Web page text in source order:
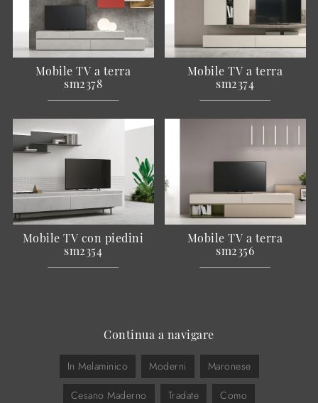
Mobile TV a terra
sm2378
Mobile TV a terra
sm2374
Mobile TV con piedini
sm2354
Mobile TV a terra
sm2356
Continua a navigare
In Melaminico Moderni Maronese
Cesano Maderno Tradate Como